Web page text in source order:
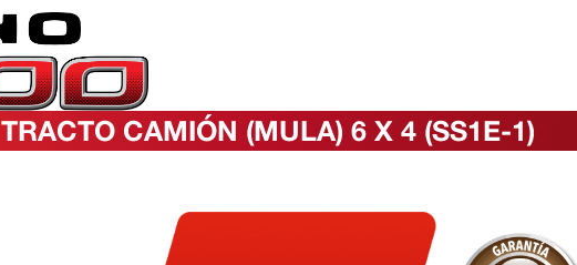
TRACTO CAMIÓN (MULA) 6 X 4 (SS1E-1)